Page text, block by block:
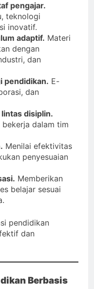
pengajar.
teknologi
inovatif.
adaptif. Materi
dengan
dan
pendidikan. E-
dan
disiplin.
dalam tim
Menilai efektivitas
penyesuaian
Memberikan
belajar sesuai
pendidikan
dan
Berbasis